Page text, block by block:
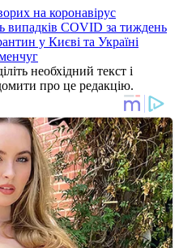
на коронавірус
випадків COVID за тиждень
у Києві та Україні
необхідний текст і
про це редакцію.